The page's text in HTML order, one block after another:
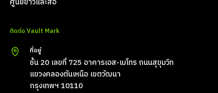
ติดต่อ Vault Mark
ที่อยู่
ชั้น 20 เลขที่ 725 อาคารเอส-เมโทร ถนนสุขุมวิท
แขวงคลองตันเหนือ เขตวัฒนา
กรุงเทพฯ 10110